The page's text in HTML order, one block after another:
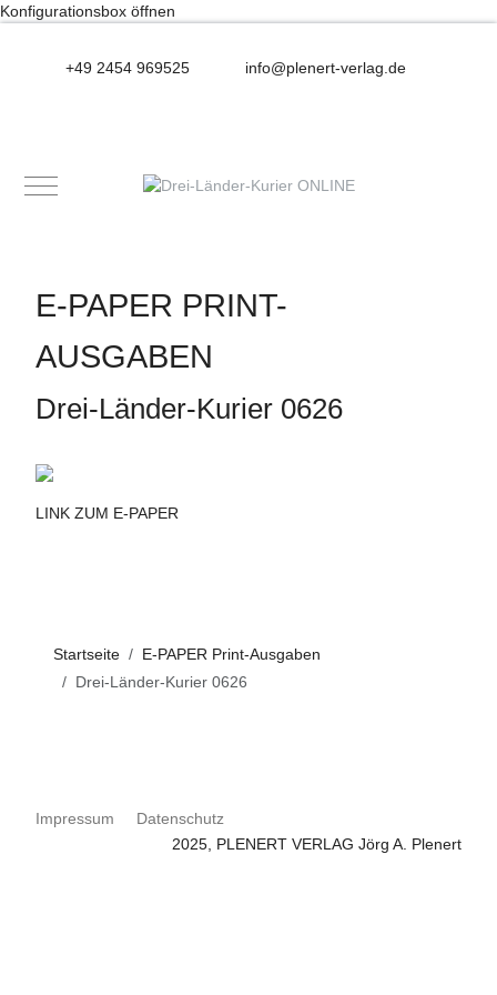
Konfigurationsbox öffnen
+49 2454 969525 info@plenert-verlag.de
Mobile Menu Toggle
E-PAPER PRINT-
AUSGABEN
Drei-Länder-Kurier 0626
LINK ZUM E-PAPER
Startseite
E-PAPER Print-Ausgaben
Drei-Länder-Kurier 0626
Impressum
Datenschutz
2025, PLENERT VERLAG Jörg A. Plenert